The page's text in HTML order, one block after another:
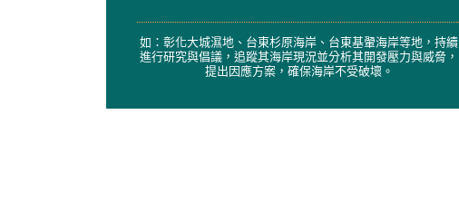
如：彰化大城濕地、台東杉原海岸、台東基翬海岸等地，持續
進行研究與倡議，追蹤其海岸現況並分析其開發壓力與威脅，
提出因應方案，確保海岸不受破壞。